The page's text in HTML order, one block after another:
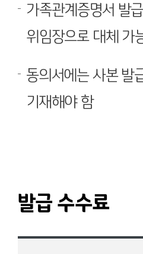
가족관계증명서 발
위임장으로 대체 가
동의서에는 사본 발
기재해야 함
발급 수수료